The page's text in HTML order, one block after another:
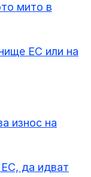
мито в
ЕС или на
износ на
ЕС, да идват